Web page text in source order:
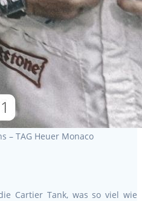
– TAG Heuer Monaco
Cartier Tank, was so viel wie